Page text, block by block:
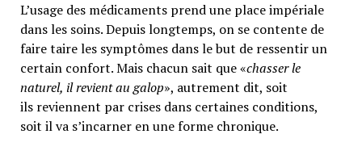
L’usage des médicaments prend une place impériale
dans les soins. Depuis longtemps, on se contente de
faire taire les symptômes dans le but de ressentir un
certain confort. Mais chacun sait que «chasser le
naturel, il revient au galop», autrement dit, soit
ils reviennent par crises dans certaines conditions,
soit il va s’incarner en une forme chronique.